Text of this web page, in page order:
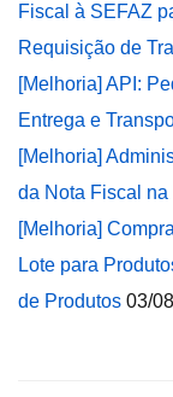
Fiscal à SEFAZ
Requisição de
[Melhoria] API:
Entrega e
[Melhoria]
da Nota Fiscal
[Melhoria]
Lote para
de Produtos 03/